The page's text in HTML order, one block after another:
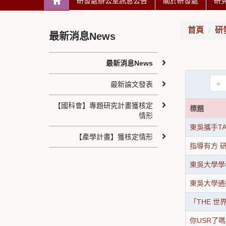
首頁 研
«
標題
東吳攜手
指導有方
東吳大學
東吳大學
「THE 世
你USR了
最新消息News
最新消息News
最新論文發表
【國科會】專題研究計畫獲核定
情形
【產學計畫】獲核定情形